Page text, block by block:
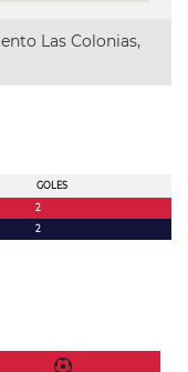
Las Colonias,
GOLES
2
2